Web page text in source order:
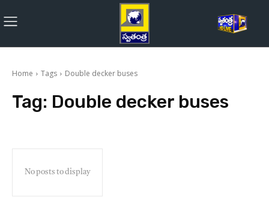
Home Tags Double decker buses
Tag: Double decker buses
No posts to display